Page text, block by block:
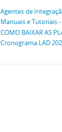
Agentes de
Manuais e Tutoriais -
COMO BAIXAR AS
Cronograma LAD